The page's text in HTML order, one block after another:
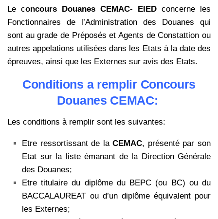
Le concours Douanes CEMAC- EIED concerne les
Fonctionnaires de l’Administration des Douanes qui
sont au grade de Préposés et Agents de Constattion ou
autres appelations utilisées dans les Etats à la date des
épreuves, ainsi que les Externes sur avis des Etats.
Conditions a remplir Concours
Douanes CEMAC:
Les conditions à remplir sont les suivantes:
Etre ressortissant de laCEMAC, présenté par son
Etat sur la liste émanant de la Direction Générale
des Douanes;
Etre titulaire du diplôme du BEPC (ou BC) ou du
BACCALAUREAT ou d’un diplôme équivalent pour
les Externes;